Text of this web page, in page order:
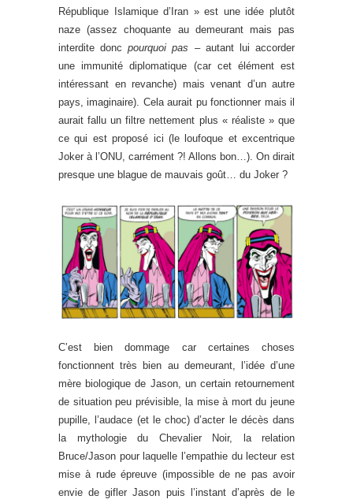
République Islamique d’Iran » est une idée plutôt
naze (assez choquante au demeurant mais pas
interdite doncpourquoi pas – autant lui accorder
une immunité diplomatique (car cet élément est
intéressant en revanche) mais venant d’un autre
pays, imaginaire). Cela aurait pu fonctionner mais il
aurait fallu un filtre nettement plus « réaliste » que
ce qui est proposé ici (le loufoque et excentrique
Joker à l’ONU, carrément ?! Allons bon…). On dirait
presque une blague de mauvais goût… du Joker ?
C’est bien dommage car certaines choses
fonctionnent très bien au demeurant, l’idée d’une
mère biologique de Jason, un certain retournement
de situation peu prévisible, la mise à mort du jeune
pupille, l’audace (et le choc) d’acter le décès dans
la mythologie du Chevalier Noir, la relation
Bruce/Jason pour laquelle l’empathie du lecteur est
mise à rude épreuve (impossible de ne pas avoir
envie de gifler Jason puis l’instant d’après de le